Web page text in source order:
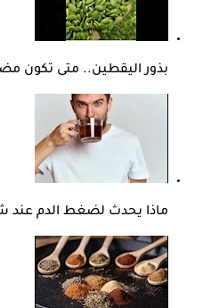
بذور اليقطين.. متى تكون
ماذا يحدث لضغط الدم عند